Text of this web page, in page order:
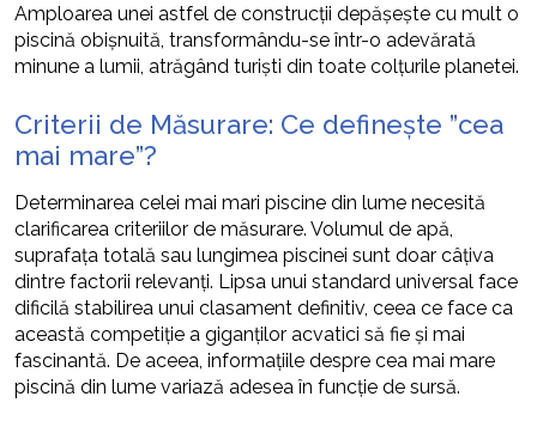
Amploarea unei astfel de construcții depășește cu mult o
piscină obișnuită, transformându-se într-o adevărată
minune a lumii, atrăgând turiști din toate colțurile planetei.
Criterii de Măsurare: Ce definește ”cea
mai mare”?
Determinarea celei mai mari piscine din lume necesită
clarificarea criteriilor de măsurare. Volumul de apă,
suprafața totală sau lungimea piscinei sunt doar câțiva
dintre factorii relevanți. Lipsa unui standard universal face
dificilă stabilirea unui clasament definitiv, ceea ce face ca
această competiție a giganților acvatici să fie și mai
fascinantă. De aceea, informațiile despre cea mai mare
piscină din lume variază adesea în funcție de sursă.